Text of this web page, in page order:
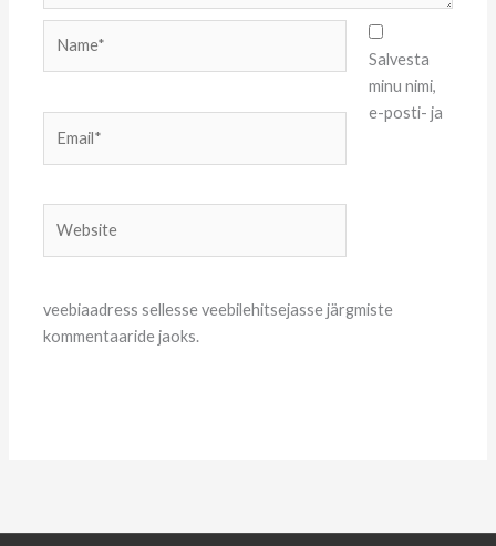
Salvesta
minu nimi,
e-posti- ja
veebiaadress sellesse veebilehitsejasse järgmiste
kommentaaride jaoks.